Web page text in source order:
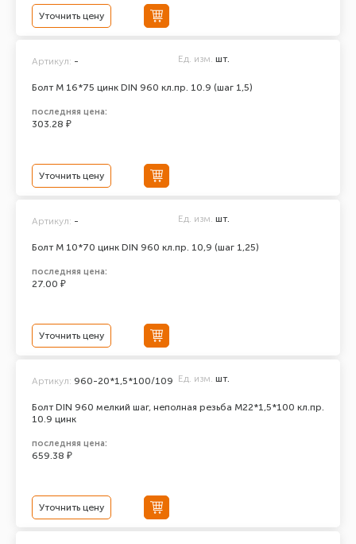
Уточнить цену
Болт М 16*75 цинк DIN 960 кл.пр. 10.9 (шаг 1,5)
Артикул: - Ед. изм. шт.
последняя цена:
303.28 ₽
Уточнить цену
Болт М 10*70 цинк DIN 960 кл.пр. 10,9 (шаг 1,25)
Артикул: - Ед. изм. шт.
последняя цена:
27.00 ₽
Уточнить цену
Болт DIN 960 мелкий шаг, неполная резьба M22*1,5*100 кл.пр.
10.9 цинк
Артикул: 960-20*1,5*100/109 Ед. изм. шт.
последняя цена:
659.38 ₽
Уточнить цену